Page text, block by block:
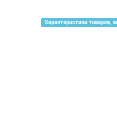
Характеристики товаров,